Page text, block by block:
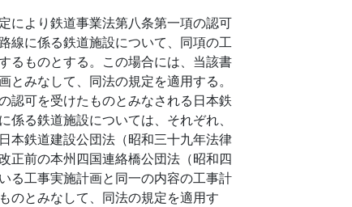
により鉄道事業法第八条第一項の認可
線に係る鉄道施設について、同項の工
るものとする。この場合には、当該書
みなして、同法の規定を適用する。
認可を受けたものとみなされる日本鉄
る鉄道施設については、それぞれ、
本鉄道建設公団法（昭和三十九年法律
正前の本州四国連絡橋公団法（昭和四
る工事実施計画と同一の内容の工事計
のとみなして、同法の規定を適用す